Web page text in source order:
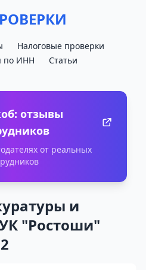
Налоговые проверки
по ИНН
Статьи
отзывы
от реальных
и
"Ростоши"